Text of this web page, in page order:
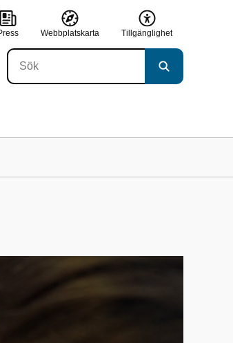
Webbplatskarta Tillgänglighet